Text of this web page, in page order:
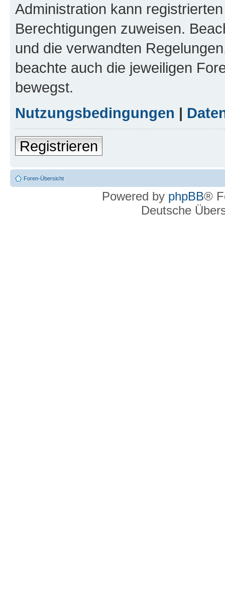
Administration kann
Berechtigungen zuweisen.
und die verwandten
beachte auch die jeweiligen
bewegst.
Nutzungsbedingungen |
Registrieren
Foren-Übersicht
Powered by phpBB®
Deutsche